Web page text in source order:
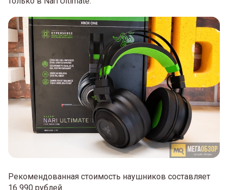
Рекомендованная стоимость наушников составляет
16 990 рублей.